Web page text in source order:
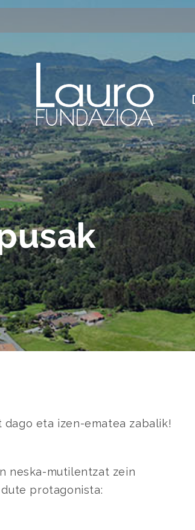
eta izen-ematea zabalik!
neska-mutilentzat zein
protagonista: